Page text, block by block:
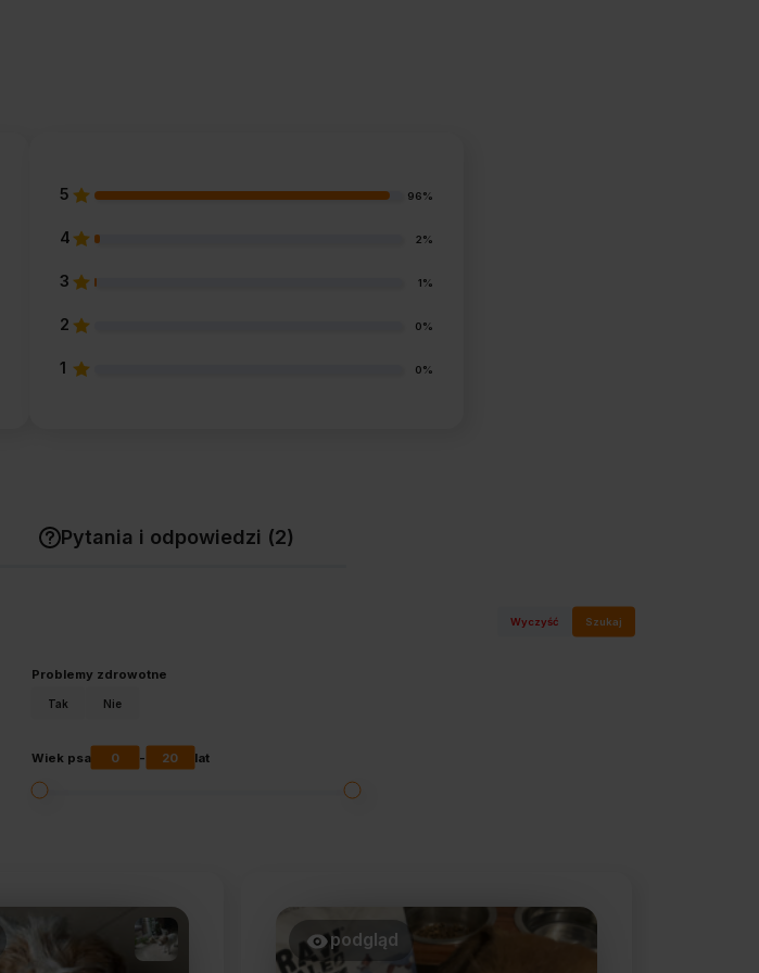
5 96%
4 2%
3 1%
2 0%
1 0%
Pytania i odpowiedzi (2)
Wyczyść Szukaj
Problemy zdrowotne
Tak Nie
Wiek psa 0 - 20 lat
podgląd